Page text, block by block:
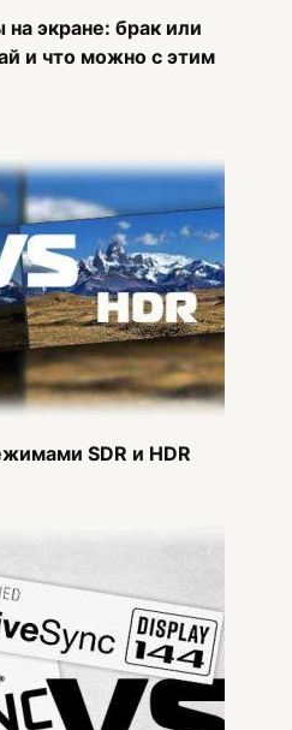
на экране: брак или
и что можно с этим
SDR и HDR